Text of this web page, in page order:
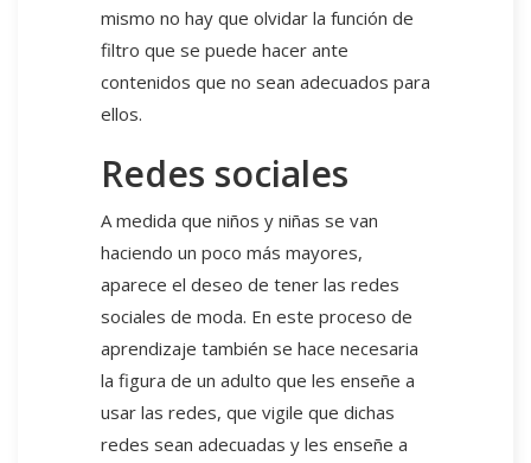
mismo no hay que olvidar la función de
filtro que se puede hacer ante
contenidos que no sean adecuados para
ellos.
Redes sociales
A medida que niños y niñas se van
haciendo un poco más mayores,
aparece el deseo de tener las redes
sociales de moda. En este proceso de
aprendizaje también se hace necesaria
la figura de un adulto que les enseñe a
usar las redes, que vigile que dichas
redes sean adecuadas y les enseñe a